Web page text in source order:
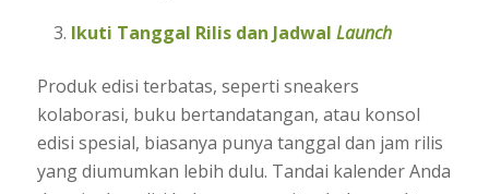
Ikuti Tanggal Rilis dan Jadwal Launch
Produk edisi terbatas, seperti sneakers
kolaborasi, buku bertandatangan, atau konsol
edisi spesial, biasanya punya tanggal dan jam rilis
yang diumumkan lebih dulu. Tandai kalender Anda